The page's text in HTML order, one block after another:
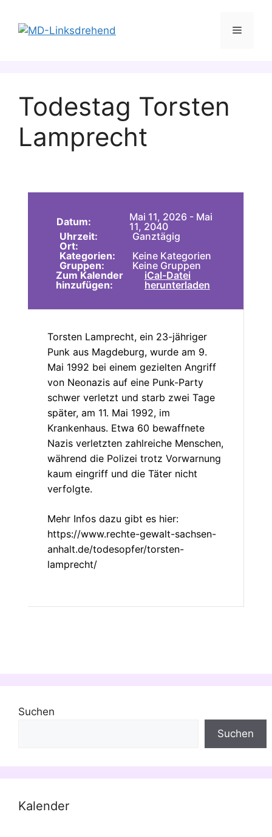
Inhalt
springen
Menü
Todestag Torsten
Lamprecht
Datum:
Mai 11, 2026 - Mai
11, 2040
Uhrzeit:
Ganztägig
Ort:
Kategorien:
Keine Kategorien
Gruppen:
Keine Gruppen
Zum Kalender
hinzufügen:
iCal-Datei
herunterladen
Torsten Lamprecht, ein 23-jähriger
Punk aus Magdeburg, wurde am 9.
Mai 1992 bei einem gezielten Angriff
von Neonazis auf eine Punk-Party
schwer verletzt und starb zwei Tage
später, am 11. Mai 1992, im
Krankenhaus. Etwa 60 bewaffnete
Nazis verletzten zahlreiche Menschen,
während die Polizei trotz Vorwarnung
kaum eingriff und die Täter nicht
verfolgte.
Mehr Infos dazu gibt es hier:
https://www.rechte-gewalt-sachsen-
anhalt.de/todesopfer/torsten-
lamprecht/
Suchen
Suchen
Kalender